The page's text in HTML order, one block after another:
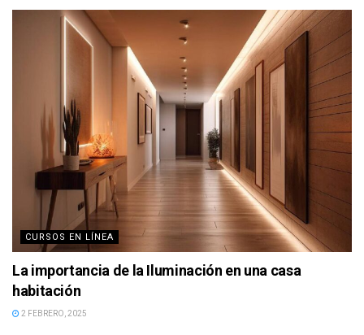
CURSOS EN LÍNEA
La importancia de la Iluminación en una casa
habitación
2 FEBRERO, 2025